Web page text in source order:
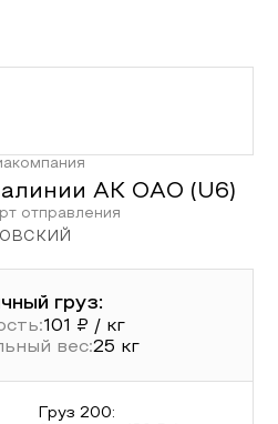
АК ОАО ( U6)
отправления
груз:
101
₽ / кг
вес:25 кг
Груз 200: